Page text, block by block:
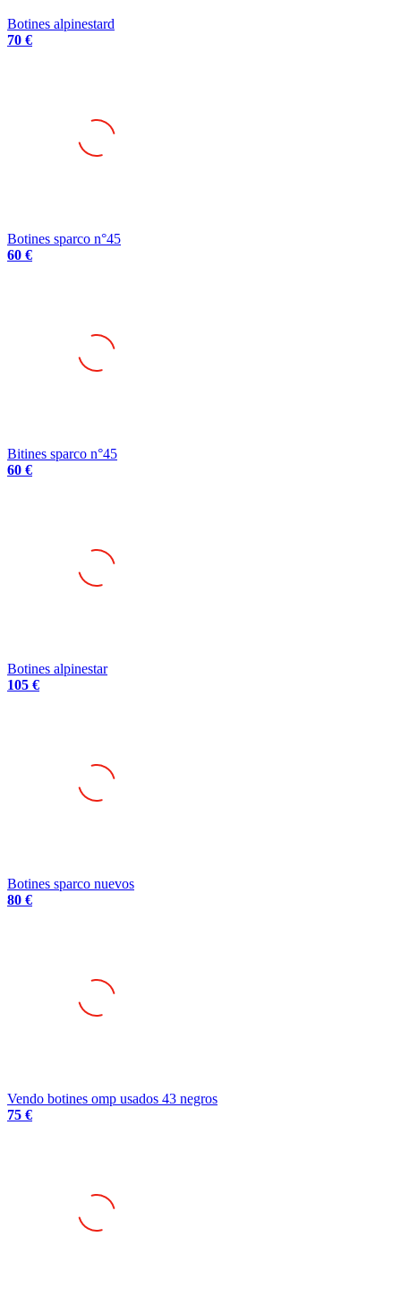
Botines alpinestard
70 €
Botines sparco n°45
60 €
Bitines sparco n°45
60 €
Botines alpinestar
105 €
Botines sparco nuevos
80 €
Vendo botines omp usados 43 negros
75 €